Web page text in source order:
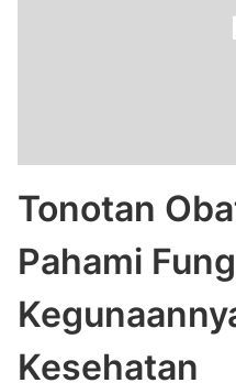
Tonotan
Pahami
Kesehatan